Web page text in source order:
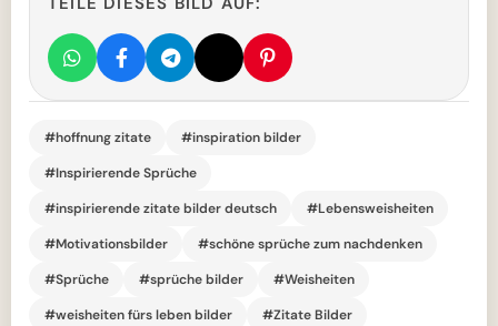
#hoffnung zitate
#inspiration bilder
#Inspirierende Sprüche
#inspirierende zitate bilder deutsch
#Lebensweisheiten
#Motivationsbilder
#schöne sprüche zum nachdenken
#Sprüche
#sprüche bilder
#Weisheiten
#weisheiten fürs leben bilder
#Zitate Bilder